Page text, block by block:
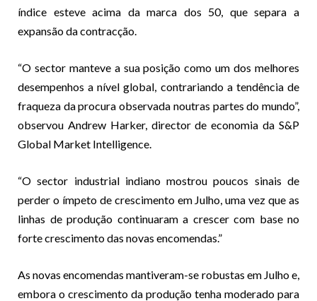
índice esteve acima da marca dos 50, que separa a
expansão da contracção.
“O sector manteve a sua posição como um dos melhores
desempenhos a nível global, contrariando a tendência de
fraqueza da procura observada noutras partes do mundo”,
observou Andrew Harker, director de economia da S&P
Global Market Intelligence.
“O sector industrial indiano mostrou poucos sinais de
perder o ímpeto de crescimento em Julho, uma vez que as
linhas de produção continuaram a crescer com base no
forte crescimento das novas encomendas.”
As novas encomendas mantiveram-se robustas em Julho e,
embora o crescimento da produção tenha moderado para